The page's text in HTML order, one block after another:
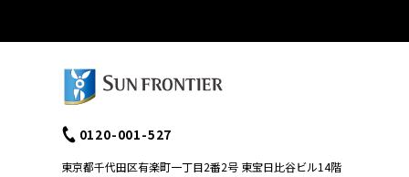
0120-001-527
東京都千代田区有楽町一丁目2番2号 東宝日比谷ビル14階